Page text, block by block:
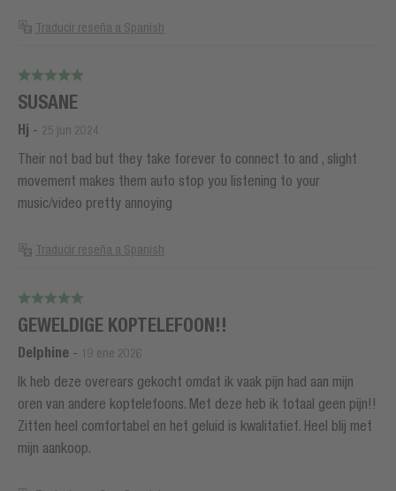
Traducir reseña a Spanish
SUSANE
Hj - 25 jun 2024
Their not bad but they take forever to connect to and , slight
movement makes them auto stop you listening to your
music/video pretty annoying
Traducir reseña a Spanish
GEWELDIGE KOPTELEFOON!!
Delphine - 19 ene 2026
Ik heb deze overears gekocht omdat ik vaak pijn had aan mijn
oren van andere koptelefoons. Met deze heb ik totaal geen pijn!!
Zitten heel comfortabel en het geluid is kwalitatief. Heel blij met
mijn aankoop.